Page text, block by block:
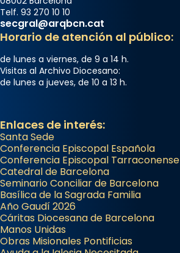
Telf. 93 270 10 10
secgral@arqbcn.cat
Horario de atención al público:
de lunes a viernes, de 9 a 14 h.
Visitas al Archivo Diocesano:
de lunes a jueves, de 10 a 13 h.
Enlaces de interés:
Santa Sede
Conferencia Episcopal Española
Conferencia Episcopal Tarraconense
Catedral de Barcelona
Seminario Conciliar de Barcelona
Basílica de la Sagrada Familia
Año Gaudí 2026
Cáritas Diocesana de Barcelona
Manos Unidas
Obras Misionales Pontificias